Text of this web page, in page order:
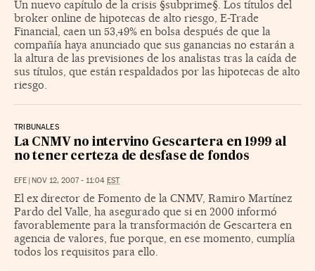
Un nuevo capítulo de la crisis §subprime§. Los títulos del
broker online de hipotecas de alto riesgo, E-Trade
Financial, caen un 53,49% en bolsa después de que la
compañía haya anunciado que sus ganancias no estarán a
la altura de las previsiones de los analistas tras la caída de
sus títulos, que están respaldados por las hipotecas de alto
riesgo.
TRIBUNALES
La CNMV no intervino Gescartera en 1999 al
no tener certeza de desfase de fondos
EFE | NOV 12, 2007 - 11:04 EST
El ex director de Fomento de la CNMV, Ramiro Martínez
Pardo del Valle, ha asegurado que si en 2000 informó
favorablemente para la transformación de Gescartera en
agencia de valores, fue porque, en ese momento, cumplía
todos los requisitos para ello.